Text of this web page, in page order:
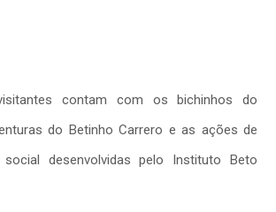
contam com os bichinhos do
do Betinho Carrero e as ações de
social desenvolvidas pelo Instituto Beto